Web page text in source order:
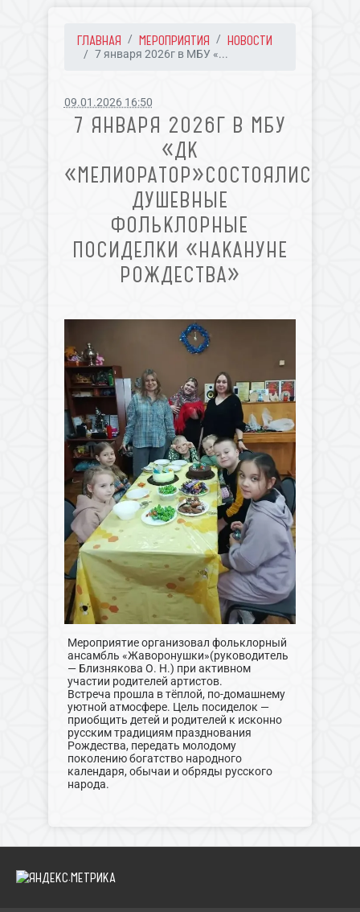
ГЛАВНАЯ МЕРОПРИЯТИЯ НОВОСТИ
7 января 2026г в МБУ «...
09.01.2026 16:50
7 ЯНВАРЯ 2026Г В МБУ
«ДК
«МЕЛИОРАТОР»СОСТОЯЛИСЬ
ДУШЕВНЫЕ
ФОЛЬКЛОРНЫЕ
ПОСИДЕЛКИ «НАКАНУНЕ
РОЖДЕСТВА»
Мероприятие организовал фольклорный
ансамбль «Жаворонушки»(руководитель
— Близнякова О. Н.) при активном
участии родителей артистов.
Встреча прошла в тёплой, по‑домашнему
уютной атмосфере. Цель посиделок —
приобщить детей и родителей к исконно
русским традициям празднования
Рождества, передать молодому
поколению богатство народного
календаря, обычаи и обряды русского
народа.